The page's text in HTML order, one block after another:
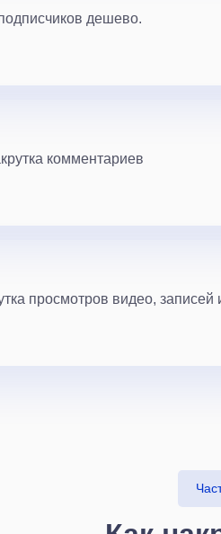
дешево.
комментариев
просмотров видео, записей